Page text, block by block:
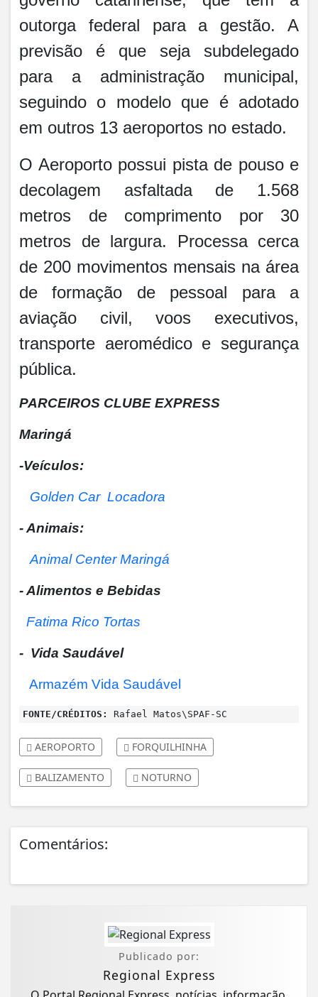
outorga federal para a gestão. A
previsão é que seja subdelegado
para a administração municipal,
seguindo o modelo que é adotado
em outros 13 aeroportos no estado.
O Aeroporto possui pista de pouso e
decolagem asfaltada de 1.568
metros de comprimento por 30
metros de largura. Processa cerca
de 200 movimentos mensais na área
de formação de pessoal para a
aviação civil, voos executivos,
transporte aeromédico e segurança
pública.
PARCEIROS CLUBE EXPRESS
Maringá
-Veículos:
Golden Car Locadora
- Animais:
Animal Center Maringá
- Alimentos e Bebidas
Fatima Rico Tortas
- Vida Saudável
Armazém Vida Saudável
FONTE/CRÉDITOS: Rafael Matos\SPAF-SC
AEROPORTO FORQUILHINHA
BALIZAMENTO NOTURNO
Comentários:
Publicado por:
Regional Express